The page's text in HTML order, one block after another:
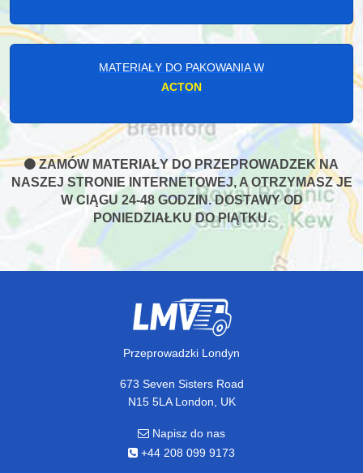
MATERIAŁY DO PAKOWANIA W
ACTON
ZAMÓW MATERIAŁY DO PRZEPROWADZEK NA
NASZEJ STRONIE INTERNETOWEJ, A OTRZYMASZ JE
W CIĄGU 24-48 GODZIN. DOSTAWY OD
PONIEDZIAŁKU DO PIĄTKU.
Przeprowadzki Londyn
673 Seven Sisters Road
N15 5LA London, UK
Napisz do nas
+44 208 099 9173